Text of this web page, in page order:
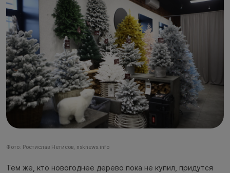
Фото: Ростислав Нетисов, nsknews.info
Тем же, кто новогоднее дерево пока не купил, придутся